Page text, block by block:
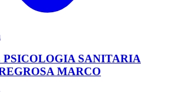
PSICOLOGIA SANITARIA
MARCO